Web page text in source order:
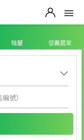
租屋 信義居家